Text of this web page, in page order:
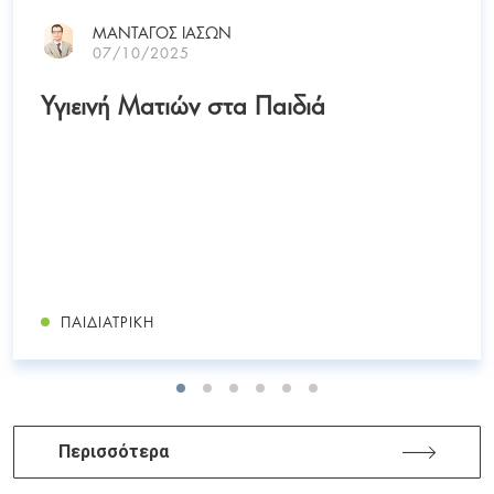
ΜΑΝΤΑΓΟΣ ΙΑΣΩΝ
07/10/2025
Υγιεινή Ματιών στα Παιδιά
ΠΑΙΔΙΑΤΡΙΚΉ
Περισσότερα